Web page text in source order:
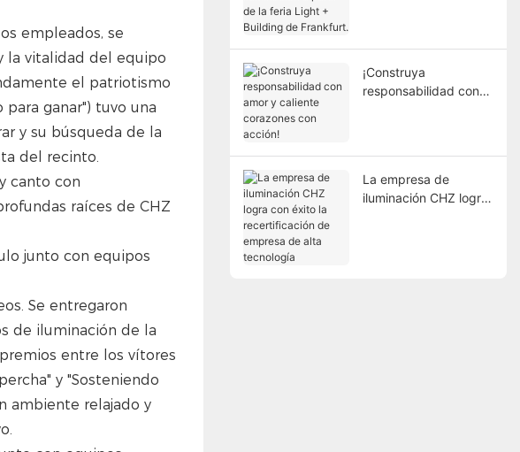
empleados, se
la vitalidad del equipo
el patriotismo
para ganar") tuvo una
y su búsqueda de la
del recinto.
canto con
raíces de CHZ
Se entregaron
de iluminación de la
entre los vítores
y "Sosteniendo
ambiente relajado y
¡Construya
responsabilidad con
La empresa de
iluminación CHZ logra